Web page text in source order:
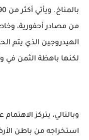
من مصادر أحفورية،
الهيدروجين الذي يتم
لكنها باهظة الثمن في
وبالتالي، يتركز
استخراجه من باطن